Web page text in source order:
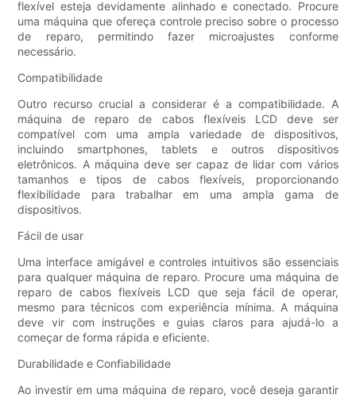
flexível esteja devidamente alinhado e conectado. Procure
uma máquina que ofereça controle preciso sobre o processo
de reparo, permitindo fazer microajustes conforme
necessário.
Compatibilidade
Outro recurso crucial a considerar é a compatibilidade. A
máquina de reparo de cabos flexíveis LCD deve ser
compatível com uma ampla variedade de dispositivos,
incluindo smartphones, tablets e outros dispositivos
eletrônicos. A máquina deve ser capaz de lidar com vários
tamanhos e tipos de cabos flexíveis, proporcionando
flexibilidade para trabalhar em uma ampla gama de
dispositivos.
Fácil de usar
Uma interface amigável e controles intuitivos são essenciais
para qualquer máquina de reparo. Procure uma máquina de
reparo de cabos flexíveis LCD que seja fácil de operar,
mesmo para técnicos com experiência mínima. A máquina
deve vir com instruções e guias claros para ajudá-lo a
começar de forma rápida e eficiente.
Durabilidade e Confiabilidade
Ao investir em uma máquina de reparo, você deseja garantir